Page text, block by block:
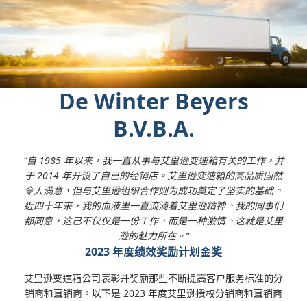
De Winter Beyers
B.V.B.A.
“自 1985 年以来，我一直从事与艾里逊变速箱有关的工作，并
于 2014 年开设了自己的经销店。艾里逊变速箱的高品质固然
令人满意，但与艾里逊组织合作则为成功奠定了坚实的基础。
近四十年来，我的血液里一直流淌着艾里逊精神。我的同事们
都同意，这已不仅仅是一份工作，而是一种激情。这就是艾里
逊的魅力所在。”
2023 年度绩效奖励计划金奖
艾里逊变速箱公司表彰并奖励那些不断提高客户服务标准的分
销商和直销商。以下是 2023 年度艾里逊授权分销商和直销商